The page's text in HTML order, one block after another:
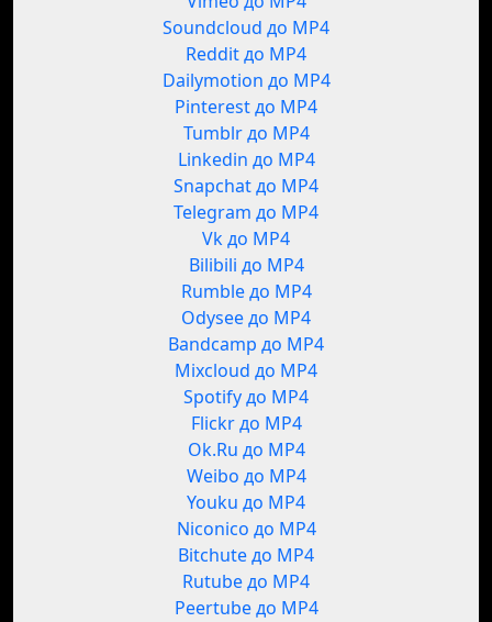
Soundcloud до MP4
Reddit до MP4
Dailymotion до MP4
Pinterest до MP4
Tumblr до MP4
Linkedin до MP4
Snapchat до MP4
Telegram до MP4
Vk до MP4
Bilibili до MP4
Rumble до MP4
Odysee до MP4
Bandcamp до MP4
Mixcloud до MP4
Spotify до MP4
Flickr до MP4
Ok.Ru до MP4
Weibo до MP4
Youku до MP4
Niconico до MP4
Bitchute до MP4
Rutube до MP4
Peertube до MP4